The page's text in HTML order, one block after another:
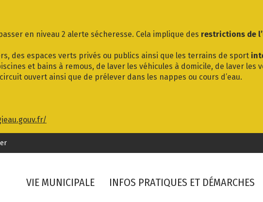
en niveau 2 alerte sécheresse. Cela implique des restrictions de
des espaces verts privés ou publics ainsi que les terrains de sport
et bains à remous, de laver les véhicules à domicile, de laver les
ouvert ainsi que de prélever dans les nappes ou cours d’eau.
VIE MUNICIPALE INFOS PRATIQUES ET DÉMARCHES